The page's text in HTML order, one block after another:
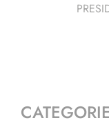
CATEGORIE